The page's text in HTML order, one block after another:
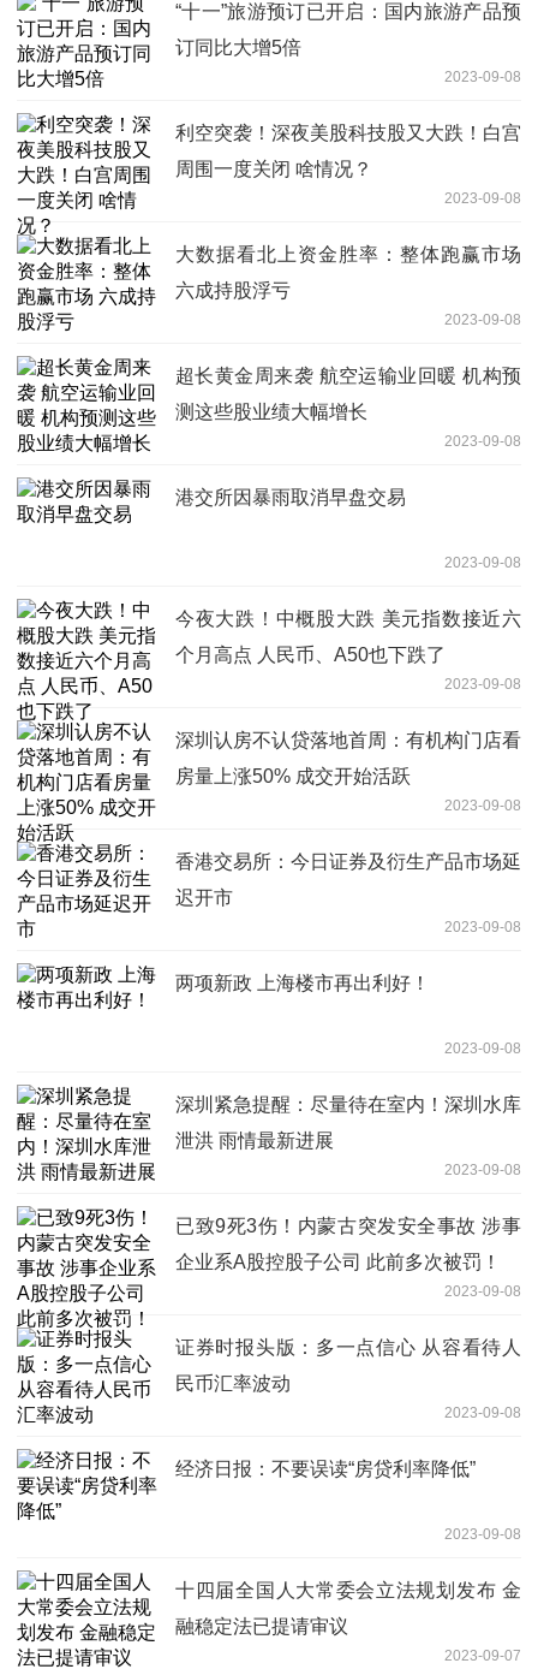
“十一”旅游预订已开启：国内旅游产品预
订同比大增5倍
2023-09-08
利空突袭！深夜美股科技股又大跌！白宫
周围一度关闭 啥情况？
2023-09-08
大数据看北上资金胜率：整体跑赢市场
六成持股浮亏
2023-09-08
超长黄金周来袭 航空运输业回暖 机构预
测这些股业绩大幅增长
2023-09-08
港交所因暴雨取消早盘交易
2023-09-08
今夜大跌！中概股大跌 美元指数接近六
个月高点 人民币、A50也下跌了
2023-09-08
深圳认房不认贷落地首周：有机构门店看
房量上涨50% 成交开始活跃
2023-09-08
香港交易所：今日证券及衍生产品市场延
迟开市
2023-09-08
两项新政 上海楼市再出利好！
2023-09-08
深圳紧急提醒：尽量待在室内！深圳水库
泄洪 雨情最新进展
2023-09-08
已致9死3伤！内蒙古突发安全事故 涉事
企业系A股控股子公司 此前多次被罚！
2023-09-08
证券时报头版：多一点信心 从容看待人
民币汇率波动
2023-09-08
经济日报：不要误读“房贷利率降低”
2023-09-08
十四届全国人大常委会立法规划发布 金
融稳定法已提请审议
2023-09-07